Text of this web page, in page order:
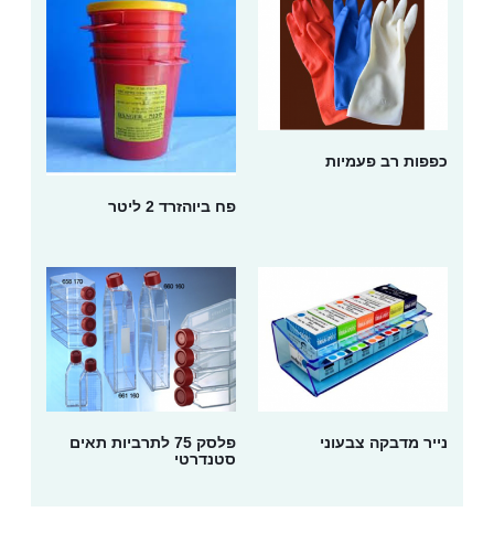
כפפות רב פעמיות
פח ביוהזרד 2 ליטר
נייר מדבקה צבעוני
פלסק 75 לתרביות תאים
סטנדרטי